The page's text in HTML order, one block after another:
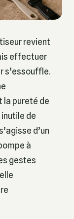
revient
effectuer
s’essouffle.
la pureté de
inutile de
d’un
à
gestes